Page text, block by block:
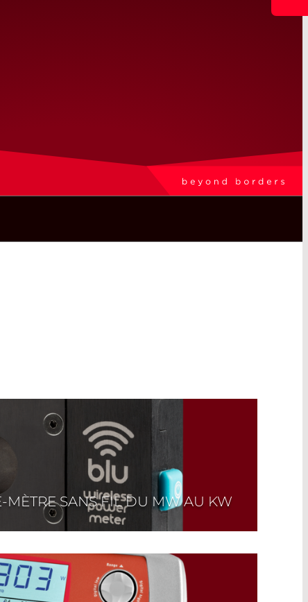
MÈTRE SANS FIL DU MW AU KW